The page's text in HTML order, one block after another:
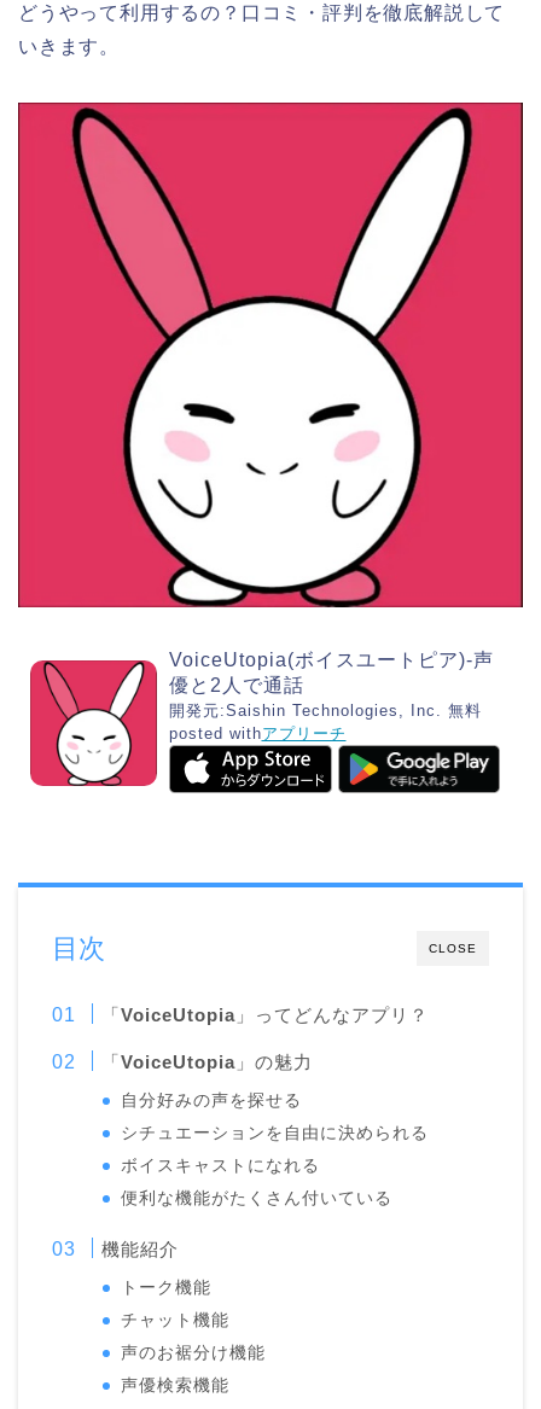
どうやって利用するの？口コミ・評判を徹底解説して
いきます。
VoiceUtopia(ボイスユートピア)-声
優と2人で通話
開発元:Saishin Technologies, Inc.
無料
posted withアプリーチ
CLOSE
目次
「VoiceUtopia 」ってどんなアプリ？
「VoiceUtopia 」の魅力
自分好みの声を探せる
シチュエーションを自由に決められる
ボイスキャストになれる
便利な機能がたくさん付いている
機能紹介
トーク機能
チャット機能
声のお裾分け機能
声優検索機能